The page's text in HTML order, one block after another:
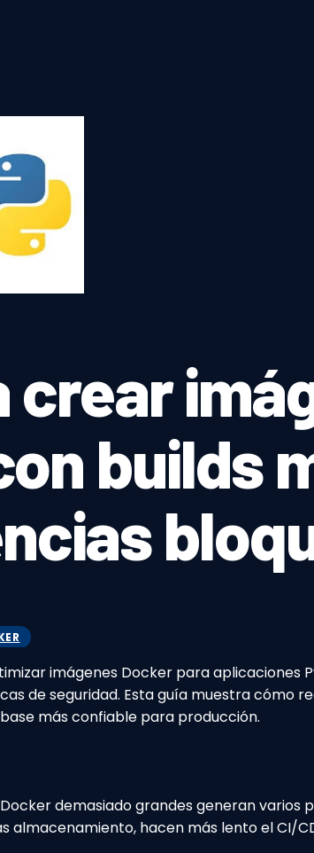
crear
builds
imágenes Docker para aplicaciones
de seguridad. Esta guía muestra cómo
más confiable para producción.
demasiado grandes generan
almacenamiento, hacen más lento el CI/